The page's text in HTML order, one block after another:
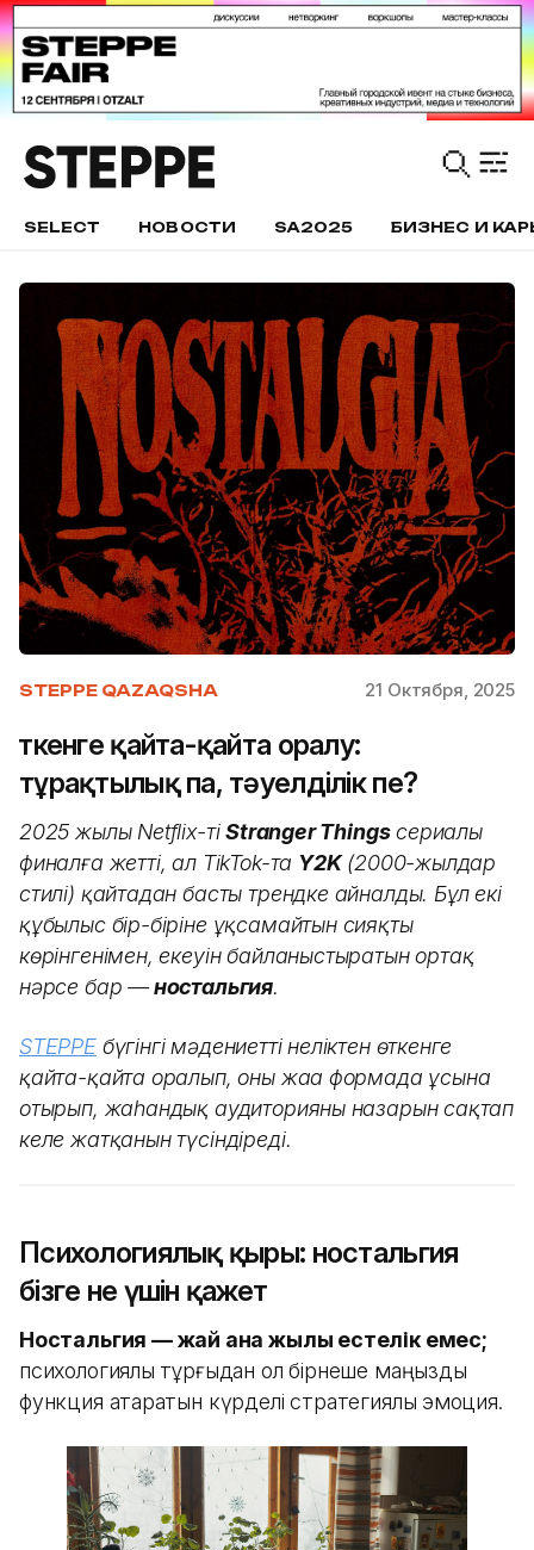
SELECT НОВОСТИ SA2025 БИЗНЕС И
STEPPE QAZAQSHA 21 Октября, 2025
Өткенге қайта-қайта оралу:
тұрақтылық па, тәуелділік пе?
2025 жылы Netflix-тіңStranger Thingsсериалы
финалға жетті, ал TikTok-та Y2K(2000-жылдар
стилі) қайтадан басты трендке айналды. Бұл екі
құбылыс бір-біріне ұқсамайтын сияқты
көрінгенімен, екеуін байланыстыратын ортақ
нәрсе бар —ностальгия.
STEPPEбүгінгі мәдениеттің неліктен өткенге
қайта-қайта оралып, оны жаңа формада ұсына
отырып, жаһандық аудиторияның назарын сақтап
келе жатқанын түсіндіреді.
Психологиялық қыры: ностальгия
бізге не үшін қажет
Ностальгия — жай ғана жылы естелік емес;
психологиялық тұрғыдан ол бірнеше маңызды
функция атқаратын күрделі стратегиялық эмоция.